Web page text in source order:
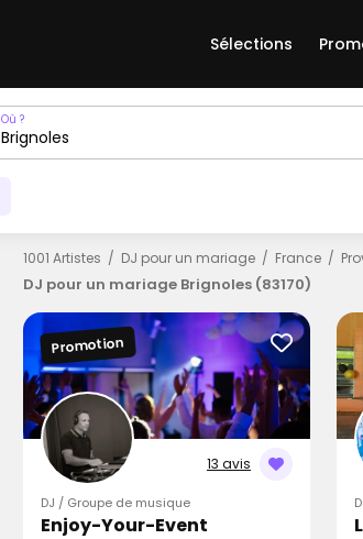
Sélections
Où ?
1001 Artistes DJ pour un mariage France
DJ pour un mariage Brignoles (83170)
13 avis
Promotion
DJ / Groupe de musique
Enjoy-Your-Event